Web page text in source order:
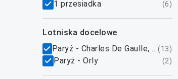
1 przesiadka (6)
lotniska docelowe
Paryż - Charles De Gaulle, Roissy
(13)
Paryż - Orly (2)